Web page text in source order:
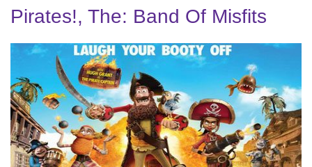
Pirates!, The: Band Of Misfits